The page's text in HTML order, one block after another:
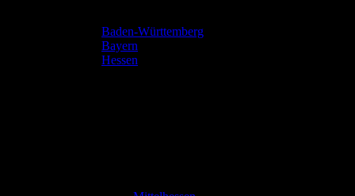
Baden-Württemberg
Bayern
Hessen